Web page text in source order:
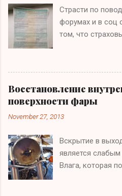
Страсти по
форумах и в соц
том, что
1 апреля
страховки) и
записываться в
транспортное
навязывают доп.
не все так
Восстановление
поверхности фары
November 27, 2013
Вскрытие в
является
Влага, которая
повышенной